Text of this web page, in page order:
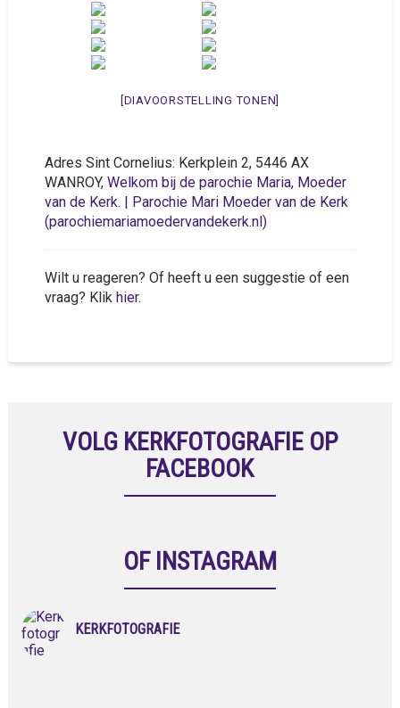
[DIAVOORSTELLING TONEN]
Adres Sint Cornelius: Kerkplein 2, 5446 AX
WANROY, Welkom bij de parochie Maria, Moeder
van de Kerk. | Parochie Mari Moeder van de Kerk
(parochiemariamoedervandekerk.nl)
Wilt u reageren? Of heeft u een suggestie of een
vraag? Klik hier.
VOLG KERKFOTOGRAFIE OP
FACEBOOK
OF INSTAGRAM
KERKFOTOGRAFIE